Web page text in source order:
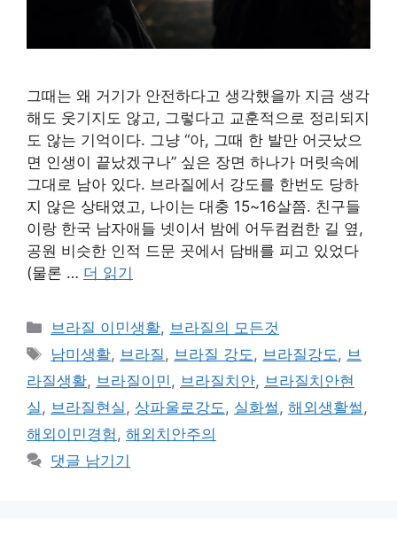
그때는 왜 거기가 안전하다고 생각했을까 지금 생각
해도 웃기지도 않고, 그렇다고 교훈적으로 정리되지
도 않는 기억이다. 그냥 “아, 그때 한 발만 어긋났으
면 인생이 끝났겠구나” 싶은 장면 하나가 머릿속에
그대로 남아 있다. 브라질에서 강도를 한번도 당하
지 않은 상태였고, 나이는 대충 15~16살쯤. 친구들
이랑 한국 남자애들 넷이서 밤에 어두컴컴한 길 옆,
공원 비슷한 인적 드문 곳에서 담배를 피고 있었다
(물론 … 더 읽기
카
테
고
리
브라질 이민생활, 브라질의 모든것
태
그
남미생활, 브라질 , 브라질 강도 , 브라질강도 , 브
라질생활, 브라질이민 , 브라질치안, 브라질치안현
실 , 브라질현실 , 상파울로강도 , 실화썰 , 해외생활썰 ,
해외이민경험 , 해외치안주의
댓글 남기기